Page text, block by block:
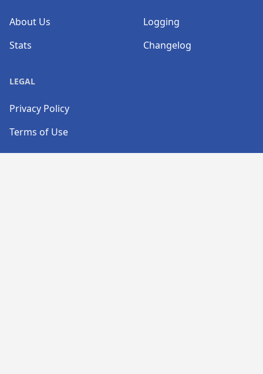
About Us
Stats
Logging
Changelog
LEGAL
Privacy Policy
Terms of Use